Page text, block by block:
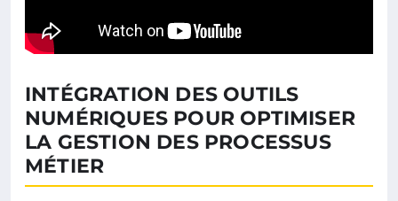
INTÉGRATION DES OUTILS
NUMÉRIQUES POUR OPTIMISER
LA GESTION DES PROCESSUS
MÉTIER